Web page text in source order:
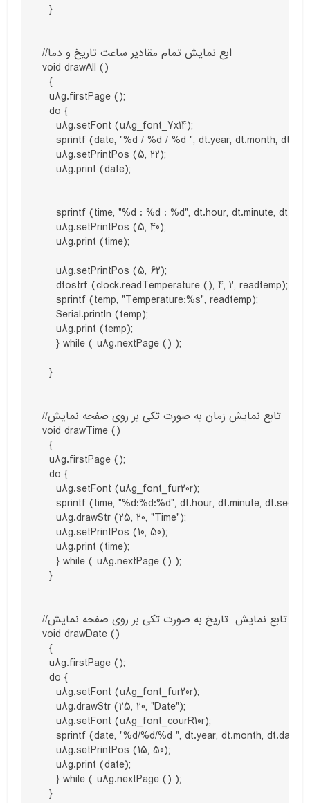
  }
//ابع نمایش تمام مقادیر ساعت تاریخ و دما
void drawAll ()
  {
  u8g.firstPage ();
  do {
    u8g.setFont (u8g_font_7x14);
sprintf (date, "%d / %d / %d ", dt.year, dt.month,
    u8g.setPrintPos (5, 22);
    u8g.print (date);
sprintf (time, "%d : %d : %d", dt.hour, dt.minute,
    u8g.setPrintPos (5, 40);
    u8g.print (time);
    u8g.setPrintPos (5, 62);
    dtostrf (clock.readTemperature (), 4, 2, readtemp);
    sprintf (temp, "Temperature:%s", readtemp);
    Serial.println (temp);
    u8g.print (temp);
    } while ( u8g.nextPage () );
  }
//تابع نمایش زمان به صورت تکی بر روی صفحه نمایش
void drawTime ()
  {
  u8g.firstPage ();
  do {
    u8g.setFont (u8g_font_fur20r);
sprintf (time, "%d:%d:%d", dt.hour, dt.minute,
    u8g.drawStr (25, 20, "Time");
    u8g.setPrintPos (10, 50);
    u8g.print (time);
    } while ( u8g.nextPage () );
  }
//تابع نمایش  تاریخ به صورت تکی بر روی صفحه نمایش
void drawDate ()
  {
  u8g.firstPage ();
  do {
    u8g.setFont (u8g_font_fur20r);
    u8g.drawStr (25, 20, "Date");
    u8g.setFont (u8g_font_courR10r);
    sprintf (date, "%d/%d/%d ", dt.year, dt.month, dt.day);
    u8g.setPrintPos (15, 50);
    u8g.print (date);
    } while ( u8g.nextPage () );
  }